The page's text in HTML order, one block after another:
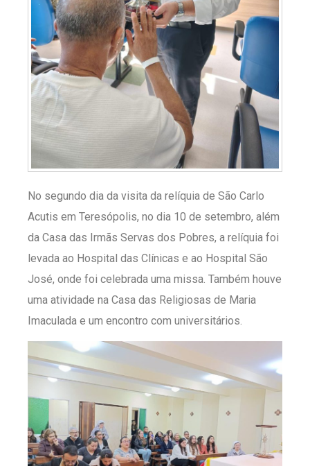
No segundo dia da visita da relíquia de São Carlo
Acutis em Teresópolis, no dia 10 de setembro, além
da Casa das Irmãs Servas dos Pobres, a relíquia foi
levada ao Hospital das Clínicas e ao Hospital São
José, onde foi celebrada uma missa. Também houve
uma atividade na Casa das Religiosas de Maria
Imaculada e um encontro com universitários.